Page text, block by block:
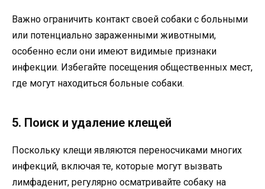
Важно ограничить контакт своей собаки с больными
или потенциально зараженными животными,
особенно если они имеют видимые признаки
инфекции. Избегайте посещения общественных мест,
где могут находиться больные собаки.
5. Поиск и удаление клещей
Поскольку клещи являются переносчиками многих
инфекций, включая те, которые могут вызвать
лимфаденит, регулярно осматривайте собаку на